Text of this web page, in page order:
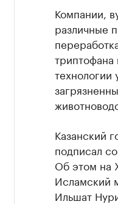
Компании,
различные
технологии
Казанский
подписал
Об этом на
Исламский
Ильшат